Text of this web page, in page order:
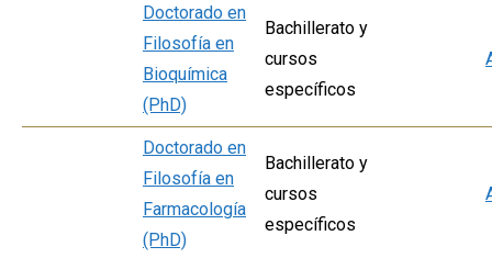
Doctorado en
Filosofía en
Bioquímica
(PhD)
Bachillerato y
cursos
específicos
Doctorado en
Filosofía en
Farmacología
(PhD)
Bachillerato y
cursos
específicos